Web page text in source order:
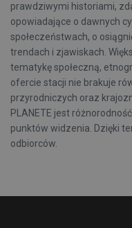
prawdziwymi historiami,
opowiadające o dawnych
społeczeństwach, o
trendach i zjawiskach.
tematykę społeczną,
ofercie stacji nie brakuje
przyrodniczych oraz
PLANETE jest
punktów widzenia. Dzięki
odbiorców.